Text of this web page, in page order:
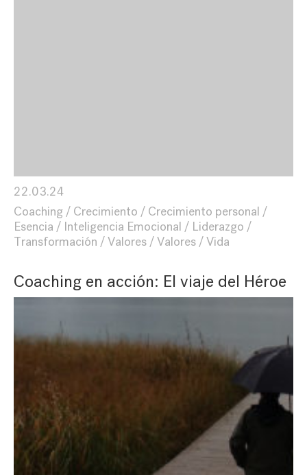
22.03.24
Coaching
Crecimiento
Crecimiento personal
Esencia
Inteligencia Emocional
Liderazgo
Transformación
Valores Valores Vida
Coaching en acción: El viaje del Héroe